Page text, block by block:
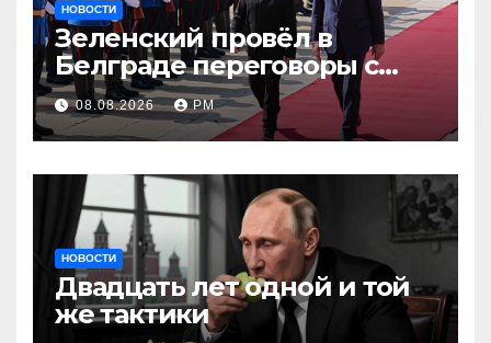
НОВОСТИ
Зеленский провёл в
Белграде переговоры с
Вучичем
08.08.2026 РМ
НОВОСТИ
Двадцать лет одной и той
же тактики